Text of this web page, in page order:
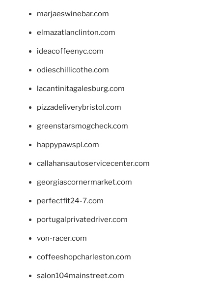
marjaeswinebar.com
elmazatlanclinton.com
ideacoffeenyc.com
odieschillicothe.com
lacantinitagalesburg.com
pizzadeliverybristol.com
greenstarsmogcheck.com
happypawspl.com
callahansautoservicecenter.com
georgiascornermarket.com
perfectfit24-7.com
portugalprivatedriver.com
von-racer.com
coffeeshopcharleston.com
salon104mainstreet.com